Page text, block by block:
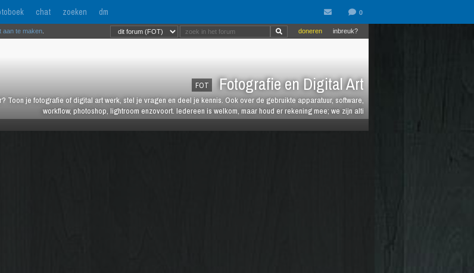
chat zoeken dm
FOT Fotografie en Digital Art
Toon je fotografie of digital art werk, stel je vragen en deel je kennis. Ook over de gebruikte apparatuur, software,
workflow, photoshop, lightroom enzovoort. Iedereen is welkom, maar houd er rekening mee; we zijn alti
inbreuk?
doneren
aan te maken